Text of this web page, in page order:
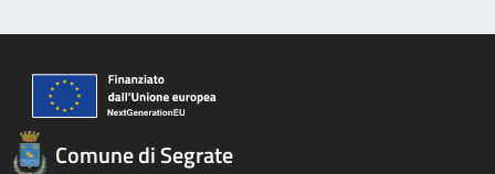
Comune di Segrate